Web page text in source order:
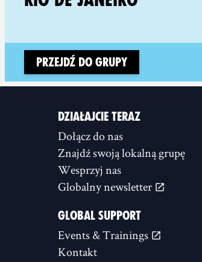
Przejdź do grupy
DZIAŁAJCIE TERAZ
Dołącz do nas
Znajdź swoją lokalną grupę
Wesprzyj nas
Globalny newsletter
GLOBAL SUPPORT
Events & Trainings
Kontakt